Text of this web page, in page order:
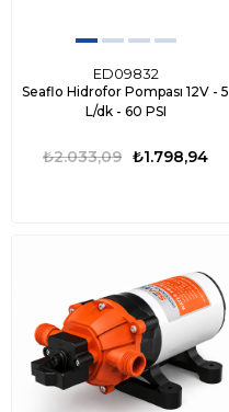
ED09832
Seaflo Hidrofor Pompası 12V - 5
L/dk - 60 PSI
₺1.798,94
₺2.033,09